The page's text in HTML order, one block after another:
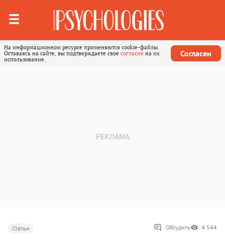
На информационном ресурсе применяются cookie-файлы.
Оставаясь на сайте, вы подтверждаете свое согласие на их
использование.
Согласен
Статьи Обсудить 4 544